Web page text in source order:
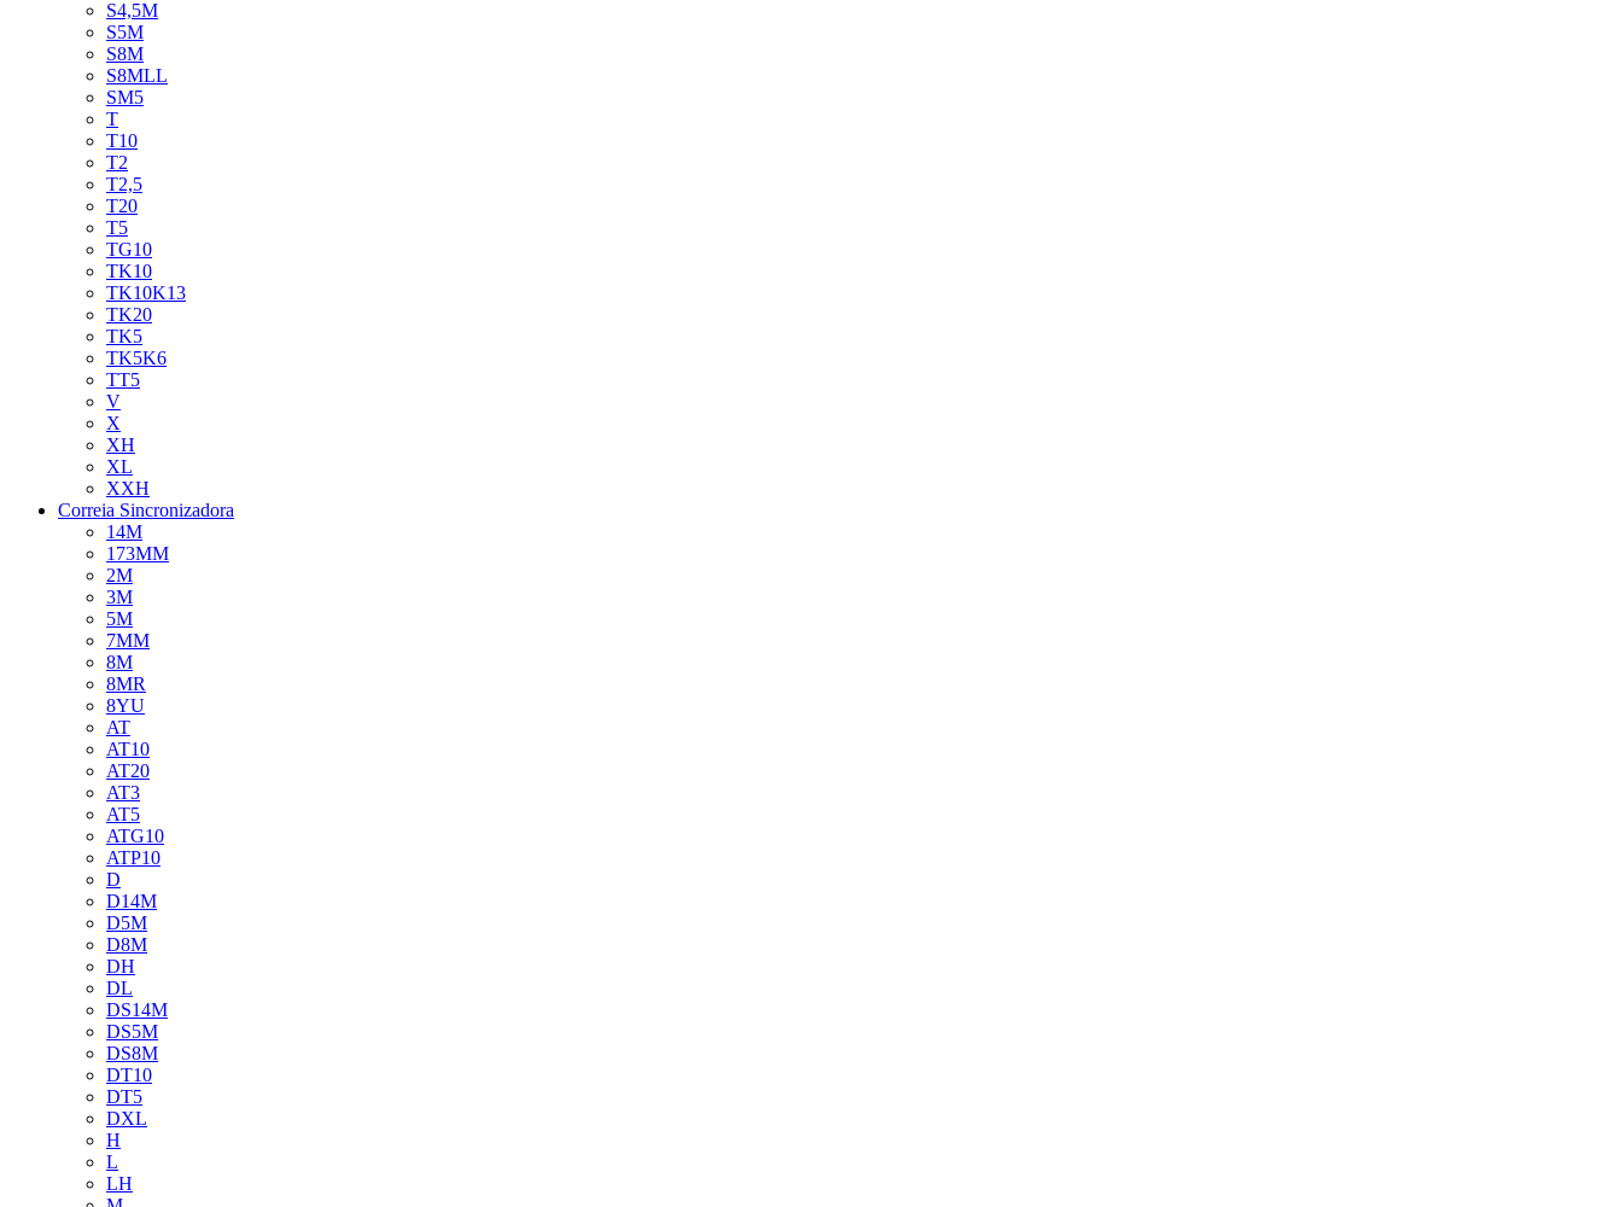
S4,5M
S5M
S8M
S8MLL
SM5
T
T10
T2
T2,5
T20
T5
TG10
TK10
TK10K13
TK20
TK5
TK5K6
TT5
V
X
XH
XL
XXH
Correia Sincronizadora
14M
173MM
2M
3M
5M
7MM
8M
8MR
8YU
AT
AT10
AT20
AT3
AT5
ATG10
ATP10
D
D14M
D5M
D8M
DH
DL
DS14M
DS5M
DS8M
DT10
DT5
DXL
H
L
LH